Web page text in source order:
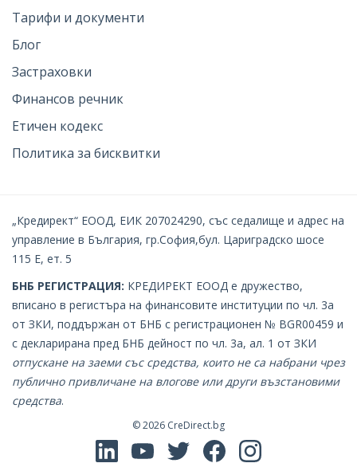
Тарифи и документи
Блог
Застраховки
Финансов речник
Етичен кодекс
Политика за бисквитки
„Кредирект“ ЕООД, ЕИК 207024290, със седалище и адрес на
управление в България, гр.София,бул. Цариградско шосе
115 Е, ет. 5
БНБ РЕГИСТРАЦИЯ: КРЕДИРЕКТ EOOД е дружество,
вписано в регистъра на финансовите институции по чл. 3а
от ЗКИ, поддържан от БНБ с регистрационен № BGR00459 и
с декларирана пред БНБ дейност по чл. 3а, ал. 1 от ЗКИ
oтпускане на заеми със средства, които не са набрани чрез
публично привличане на влогове или други възстановими
средства.
© 2026 CreDirect.bg